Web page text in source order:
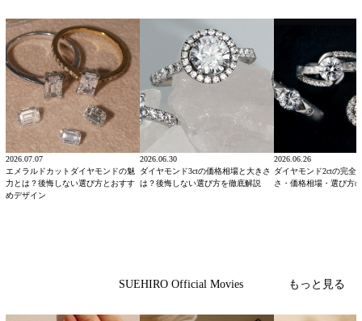
見ない価格帯からご提供いたしております。
2026.07.07
エメラルドカットダイヤモンドの魅
力とは？後悔しない選び方とおすす
めデザイン
2026.06.30
ダイヤモンド3ctの価格相場と大きさ
は？後悔しない選び方を徹底解説
2026.06.26
ダイヤモンド2ctの完全
さ・価格相場・選び方
SUEHIRO Official Movies もっと見る